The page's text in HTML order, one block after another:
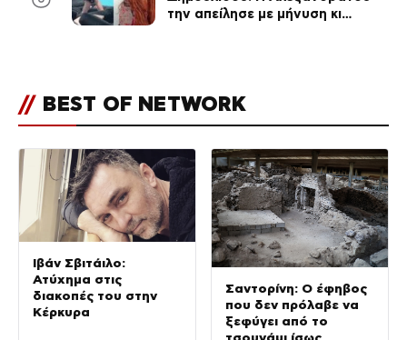
την απείλησε με μήνυση κι
// BEST OF NETWORK
Ιβάν Σβιτάιλο:
Ατύχημα στις
διακοπές του στην
Κέρκυρα
Σαντορίνη: Ο έφηβος
που δεν πρόλαβε να
ξεφύγει από το
τσουνάμι ίσως